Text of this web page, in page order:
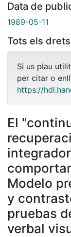
Data de
1989-05-11
Tots els
Si us plau
per citar o
https://
El
Modelo
y
pruebas
verbal